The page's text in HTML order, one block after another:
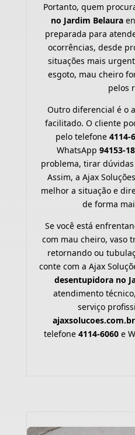
Portanto, quem
no Jardim Belaura
preparada para
ocorrências, desde
situações mais
esgoto, mau cheiro
pelos
Outro diferencial é o
facilitado. O cliente
pelo telefone 4114-
WhatsApp 94153-
problema, tirar
Assim, a Ajax
melhor a situação e
de forma
Se você está
com mau cheiro, vaso
retornando ou
conte com a Ajax
desentupidora no
atendimento
serviço
ajaxsolucoes.com.br
telefone 4114-6060e